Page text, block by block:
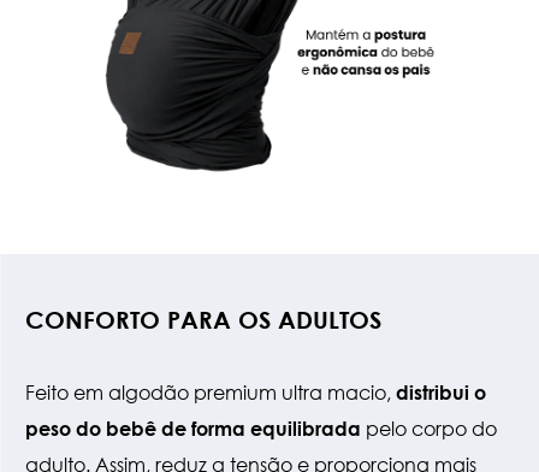
CONFORTO PARA OS ADULTOS
Feito em algodão premium ultra macio, distribui o
peso do bebê de forma equilibrada pelo corpo do
adulto. Assim, reduz a tensão e proporciona mais